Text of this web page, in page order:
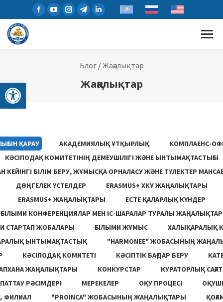
Open toolbar
Блог/Жаңалықтар
Жаңалықтар
ҚАРАУ АКАДЕМИЯЛЫҚ ҰТҚЫРЛЫҚ
КОМПЛАЕНС-
КӘСІПОДАҚ КОМИТЕТІНІҢ ДЕМЕУШІЛІГІ ЖӘНЕ ЫНТЫМАҚТАСТЫҒЫ
КЕЙІНГІ БІЛІМ БЕРУ, ЖҰМЫСҚА ОРНАЛАСУ ЖƏНЕ ТҮЛЕКТЕР
ДӨҢГЕЛЕК ҮСТЕЛДЕР
ERASMUS+ ХКҰ ЖАҢАЛЫҚТАРЫ
ERASMUS+ ЖАҢАЛЫҚТАРЫ
ЕСТЕ ҚАЛАРЛЫҚ КҮНДЕР
ҒЫЛЫМИ КОНФЕРЕНЦИЯЛАР МЕН ІС-ШАРАЛАР ТУРАЛЫ ЖАҢАЛЫҚТАР
СТАРТАП ЖОБАЛАРЫ
ҒЫЛЫМИ ЖҰМЫС
ХАЛЫҚАРАЛЫҚ
ЫНТЫМАҚТАСТЫҚ
"HARMONEE" ЖОБАСЫНЫҢ
КӘСІПОДАҚ КОМИТЕТІ КӘСІПТІК БАҒДАР БЕРУ
ЖАҢАЛЫҚТАРЫ
КОНКУРСТАР
КУРАТОРЛЫҚ
РӘСІМДЕРІ
МЕРЕКЕЛЕР ОҚУ ПРОЦЕСІ
ФИЛИАЛ
"PROINCA" ЖОБАСЫНЫҢ ЖАҢАЛЫҚТАРЫ